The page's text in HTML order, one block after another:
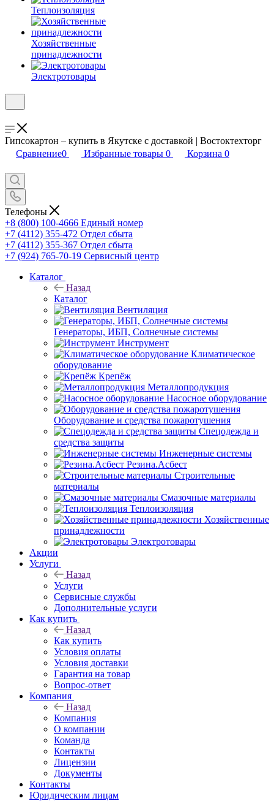
Теплоизоляция
Хозяйственные
принадлежности
Электротовары
Гипсокартон – купить в Якутске с доставкой | Востоктехторг
Сравнение0 Избранные товары 0 Корзина 0
Телефоны
+8 (800) 100-4666 Единый номер
+7 (4112) 355-472 Отдел сбыта
+7 (4112) 355-367 Отдел сбыта
+7 (924) 765-70-19 Сервисный центр
Каталог
Назад
Каталог
Вентиляция
Генераторы, ИБП, Солнечные системы
Инструмент
Климатическое
оборудование
Крепёж
Металлопродукция
Насосное оборудование
Оборудование и средства пожаротушения
Спецодежда и
средства защиты
Инженерные системы
Резина.Асбест
Строительные
материалы
Смазочные материалы
Теплоизоляция
Хозяйственные
принадлежности
Электротовары
Акции
Услуги
Назад
Услуги
Сервисные службы
Дополнительные услуги
Как купить
Назад
Как купить
Условия оплаты
Условия доставки
Гарантия на товар
Вопрос-ответ
Компания
Назад
Компания
О компании
Команда
Контакты
Лицензии
Документы
Контакты
Юридическим лицам